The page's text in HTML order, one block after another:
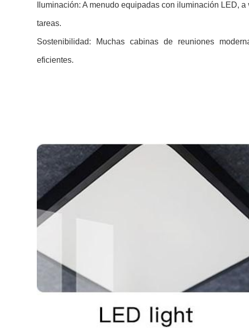
Iluminación: A menudo equipadas con iluminación LED,
tareas.
Sostenibilidad: Muchas cabinas de reuniones
eficientes.